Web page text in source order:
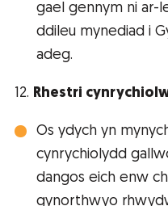
gael gennym ni ar-
ddileu mynediad i
adeg.
12. Rhestri
Os ydych yn
cynrychiolydd
dangos eich enw
gynorthwyo